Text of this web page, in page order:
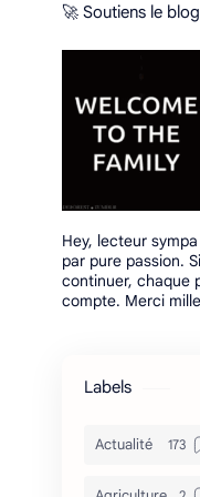
🚀 Soutiens le
Hey, lecteur
par pure passion.
continuer, chaque
compte. Merci
Labels
Actualité